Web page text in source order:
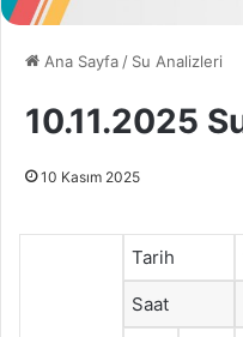
Ana Sayfa / Su Analizleri
10.11.2025
10 Kasım 2025
Tarih
Saat